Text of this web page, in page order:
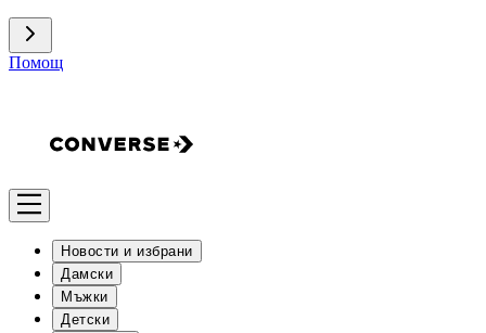
Помощ
Новости и избрани
Дамски
Мъжки
Детски